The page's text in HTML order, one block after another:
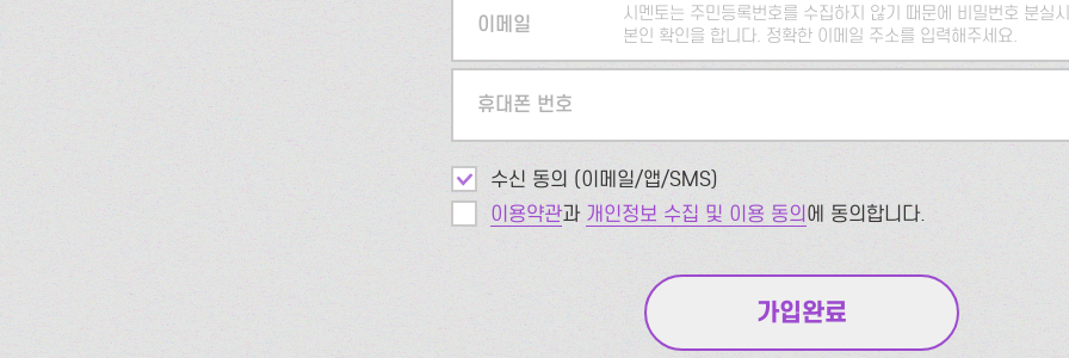
이메일
시멘토는 주민등록번호를 수집하지 않기 때문에 비밀번호 분실
본인 확인을 합니다. 정확한 이메일 주소를 입력해주세요.
휴대폰 번호
수신 동의 (이메일/앱/SMS)
이용약관과 개인정보 수집 및 이용 동의에 동의합니다.